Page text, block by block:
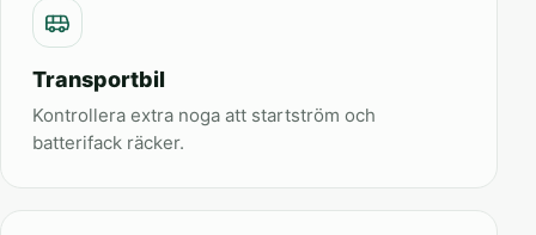
Transportbil
Kontrollera extra noga att startström och
batterifack räcker.